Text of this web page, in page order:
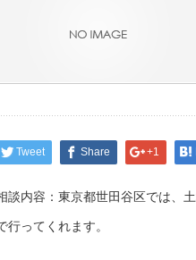
Tweet Share +1
談内容：東京都世田谷区では、
行ってくれます。